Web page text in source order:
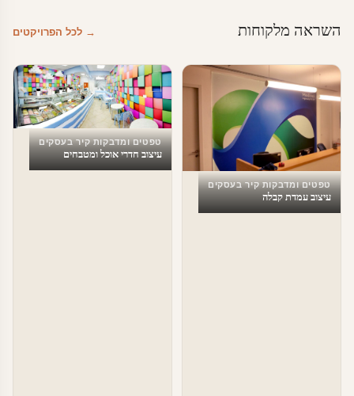
השראה מלקוחות → לכל הפרויקטים
טפטים ומדבקות קיר בעסקים
עיצוב עמדת קבלה
טפטים ומדבקות קיר בעסקים
עיצוב חדרי אוכל ומטבחים